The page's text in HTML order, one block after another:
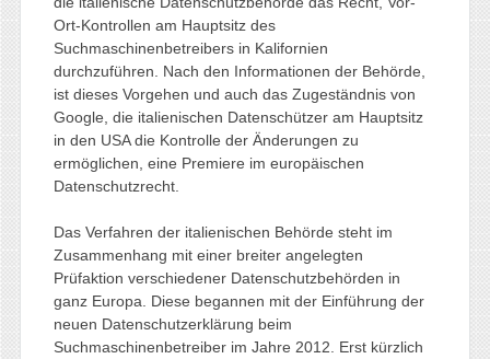
Ort-Kontrollen am Hauptsitz des
Suchmaschinenbetreibers in Kalifornien
durchzuführen. Nach den Informationen der Behörde,
ist dieses Vorgehen und auch das Zugeständnis von
Google, die italienischen Datenschützer am Hauptsitz
in den USA die Kontrolle der Änderungen zu
ermöglichen, eine Premiere im europäischen
Datenschutzrecht.
Das Verfahren der italienischen Behörde steht im
Zusammenhang mit einer breiter angelegten
Prüfaktion verschiedener Datenschutzbehörden in
ganz Europa. Diese begannen mit der Einführung der
neuen Datenschutzerklärung beim
Suchmaschinenbetreiber im Jahre 2012. Erst kürzlich